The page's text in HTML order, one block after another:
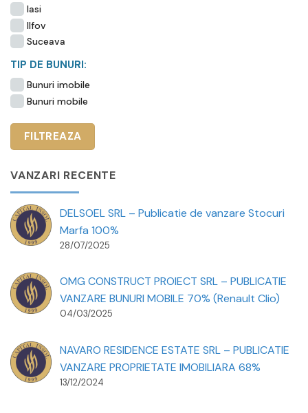
Iasi
Ilfov
Suceava
TIP DE BUNURI:
Bunuri imobile
Bunuri mobile
VANZARI RECENTE
DELSOEL SRL – Publicatie de vanzare Stocuri
Marfa 100%
28/07/2025
OMG CONSTRUCT PROIECT SRL – PUBLICATIE
VANZARE BUNURI MOBILE 70% (Renault Clio)
04/03/2025
NAVARO RESIDENCE ESTATE SRL – PUBLICATIE
VANZARE PROPRIETATE IMOBILIARA 68%
13/12/2024